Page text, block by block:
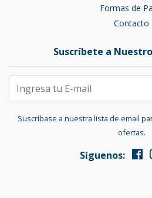
Formas de
Contacto
Suscríbete a
Suscríbase a nuestra lista de email
ofertas.
Síguenos: